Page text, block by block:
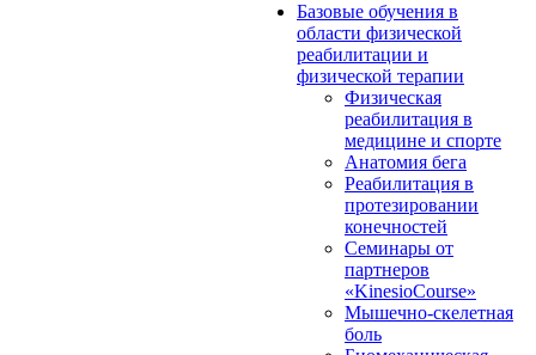
Базовые обучения в
области физической
реабилитации и
физической терапии
Физическая
реабилитация в
медицине и спорте
Анатомия бега
Реабилитация в
протезировании
конечностей
Семинары от
партнеров
«KinesioCourse»
Мышечно-скелетная
боль